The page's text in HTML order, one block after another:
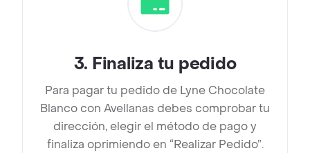
3. Finaliza tu pedido
Para pagar tu pedido de Lyne Chocolate
Blanco con Avellanas debes comprobar tu
dirección, elegir el método de pago y
finaliza oprimiendo en “Realizar Pedido”.